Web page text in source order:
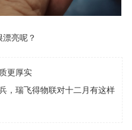
亮呢？
更厚实
，瑞飞得物联对十二月有这样